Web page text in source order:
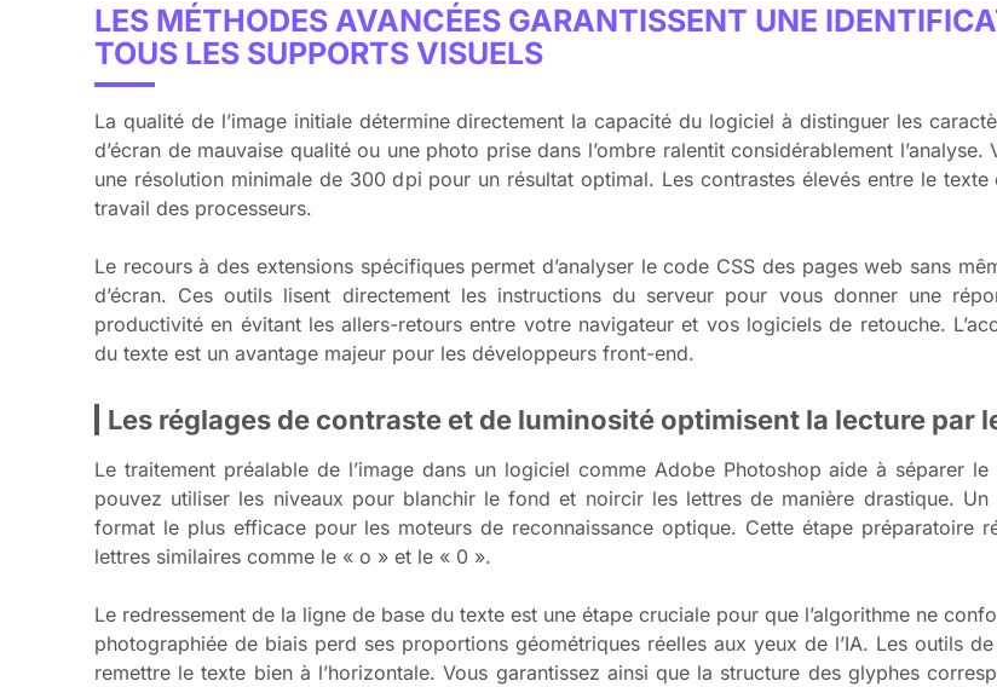
LES MÉTHODES AVANCÉES GARANTISSENT UNE
TOUS LES SUPPORTS VISUELS
La qualité de l’image initiale détermine directement la capacité du logiciel à distinguer les
d’écran de mauvaise qualité ou une photo prise dans l’ombre ralentit considérablement
une résolution minimale de 300 dpi pour un résultat optimal. Les contrastes élevés entre le texte
travail des processeurs.
Le recours à des extensions spécifiques permet d’analyser le code CSS des pages web sans
d’écran. Ces outils lisent directement les instructions du serveur pour vous donner une
productivité en évitant les allers-retours entre votre navigateur et vos logiciels de retouche.
du texte est un avantage majeur pour les développeurs front-end.
Les réglages de contraste et de luminosité optimisent la lecture par
Le traitement préalable de l’image dans un logiciel comme Adobe Photoshop aide à séparer
pouvez utiliser les niveaux pour blanchir le fond et noircir les lettres de manière drastique.
format le plus efficace pour les moteurs de reconnaissance optique. Cette étape préparatoire
lettres similaires comme le « o » et le « 0 ».
Le redressement de la ligne de base du texte est une étape cruciale pour que l’algorithme ne
photographiée de biais perd ses proportions géométriques réelles aux yeux de l’IA. Les outils
remettre le texte bien à l’horizontale. Vous garantissez ainsi que la structure des glyphes